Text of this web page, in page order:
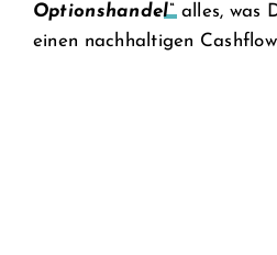
Optionshandel“alles, was
einen nachhaltigen